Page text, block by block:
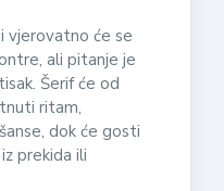
vjerovatno će se
ali pitanje je
Šerif će od
ritam,
dok će gosti
prekida ili